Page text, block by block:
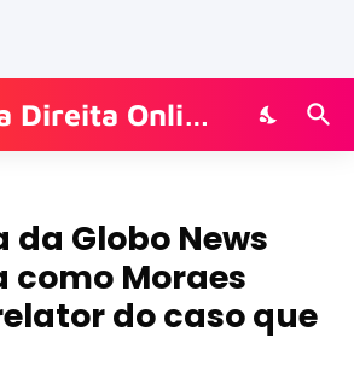
Jornal da Direita Online
Globo News
como Moraes
do caso que